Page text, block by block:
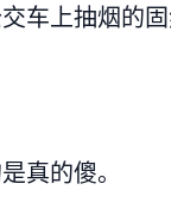
车上抽烟的
真的傻。